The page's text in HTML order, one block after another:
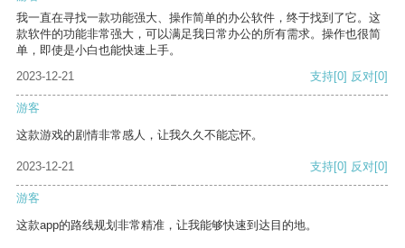
我一直在寻找一款功能强大、操作简单的办公软件，终于找到了它。这
款软件的功能非常强大，可以满足我日常办公的所有需求。操作也很简
单，即使是小白也能快速上手。
2023-12-21
支持[0] 反对[0]
游客
这款游戏的剧情非常感人，让我久久不能忘怀。
2023-12-21 支持[0] 反对[0]
游客
这款app的路线规划非常精准，让我能够快速到达目的地。